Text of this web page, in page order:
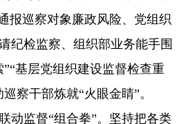
报巡察对象廉政风险、党组织
纪检监察、组织部业务能手围
基层党组织建设监督检查重
察干部炼就“火眼金睛”。
监督“组合拳”。坚持把各类